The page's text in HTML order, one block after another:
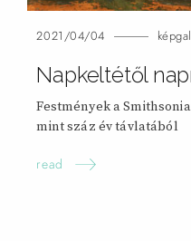
2021/04/04
Napkeltétől
Festmények a
mint száz év távlatából
read